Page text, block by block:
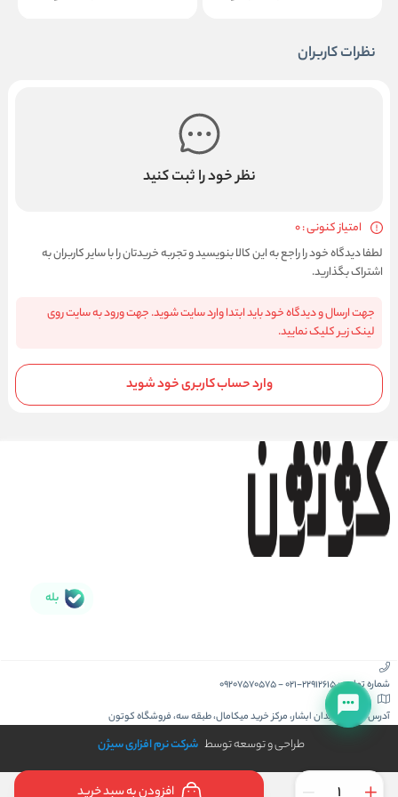
افزودن به سبد خرید
نظرات کاربران
نظر خود را ثبت کنید
امتیاز کنونی : 0
لطفا دیدگاه خود را راجع به این کالا بنویسید و تجربه خریدتان را با سایر کاربران به
اشتراک بگذارید.
جهت ارسال و دیدگاه خود باید ابتدا وارد سایت شوید. جهت ورود به سایت روی
لینک زیر کلیک نمایید.
وارد حساب کاربری خود شوید
بله
شماره تماس :021-22912615
-
09207570575
آدرس :کیش، میدان ابشار، مرکز خرید میکامال، طبقه سه، فروشگاه کوتون
طراحی و توسعه توسط شرکت نرم افزاری سیژن